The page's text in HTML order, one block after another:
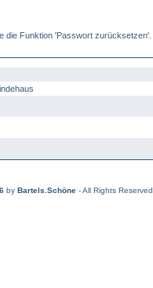
die Funktion 'Passwort zurücksetzen'.
by Bartels.Schöne - All Rights Reserved